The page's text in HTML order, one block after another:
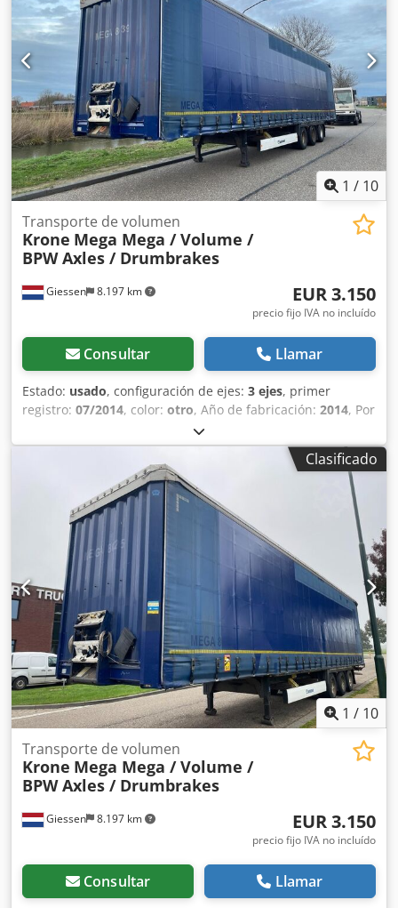
página web para ofertas especiales y el inventario
completo: ¡El leasing a través de Kleyn Trucks es posible en
la mayoría de los países europeos! Calcule rápidamente su
cuota de leasing y envíe una solicitud a través de nuestra
web. Consulte directamente sobre nuestro paquete de
garantía europea.
1 / 10
Giessen 8.197 km
Transporte de volumen
Krone Mega Mega / Volume /
BPW Axles / Drumbrakes
EUR 3.150
precio fijo IVA no incluído
Consultar Llamar
Estado: usado, configuración de ejes: 3 ejes, primer
registro: 07/2014, color: otro, Año de fabricación: 2014, Por
favor contáctenos para más información. Dcsdoztcxtjpfx
Ahcsk
Clasificado
1 / 10
Giessen 8.197 km
Transporte de volumen
Krone Mega Mega / Volume /
BPW Axles / Drumbrakes
EUR 3.150
precio fijo IVA no incluído
Consultar Llamar